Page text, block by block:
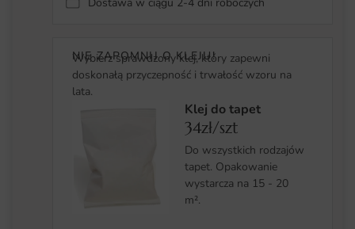
NIE ZAPOMNIJ O KLEJU!
Wybierz sprawdzony klej, który zapewni
doskonałą przyczepność i trwałość wzoru na
lata.
Klej do tapet
34zł/szt
Do wszystkich rodzajów
tapet. Opakowanie
wystarcza na 15 - 20
m².